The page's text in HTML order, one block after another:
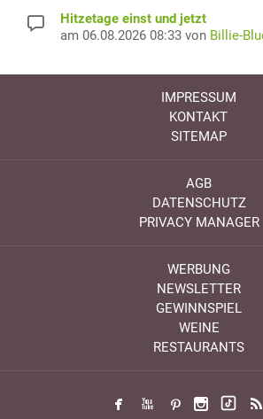
Hitzetage einst und jetzt
am 06.08.2026 08:33 von Billie-
IMPRESSUM
KONTAKT
SITEMAP
AGB
DATENSCHUTZ
PRIVACY MANAGER
WERBUNG
NEWSLETTER
GEWINNSPIEL
WEINE
RESTAURANTS